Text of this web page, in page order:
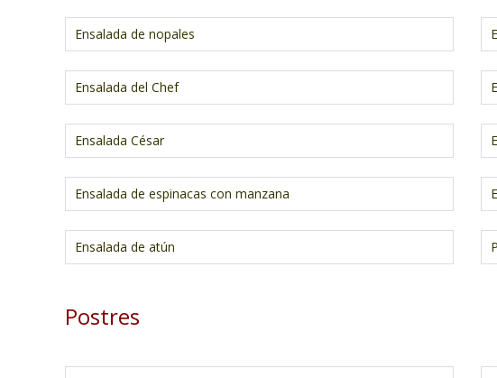
Ensalada de nopales
Ensalada del Chef
Ensalada César
Ensalada de espinacas con manzana
Ensalada de atún
Postres